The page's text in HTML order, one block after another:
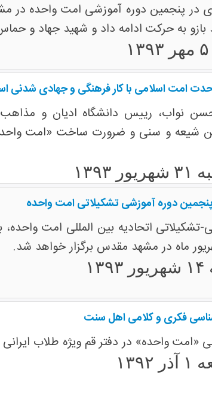
در پنجمین دوره آموزشی امت واحده
به حرکت ادامه داد و شهید جهاد و
امت اسلامی با کار فرهنگی و جهادی شدنی
نواب، رییس دانشگاه ادیان و
شیعه و سنی و ضرورت ساخت «امت
۱۳۹۳
دوره آموزشی تشکیلاتی امت واحده
تشکیلاتی اتحادیه بین المللی امت
ماه در مشهد مقدس برگزار خواهد شد.
فکری و کلامی اهل سنت
واحده» در دفتر قم ویژه طلاب ایرانی